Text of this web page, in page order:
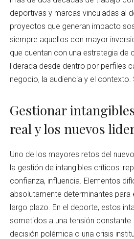
deportivas y marcas vinculadas al
proyectos que generan impacto
siempre aquellos con mayor
que cuentan con una estrategia de
liderada desde dentro por perfiles
negocio, la audiencia y el contexto.
Gestionar
real y los nuevos
Uno de los mayores retos del
la gestión de intangibles críticos:
confianza, influencia. Elementos
absolutamente determinantes para
largo plazo. En el deporte, estos
sometidos a una tensión constante.
decisión polémica o una crisis